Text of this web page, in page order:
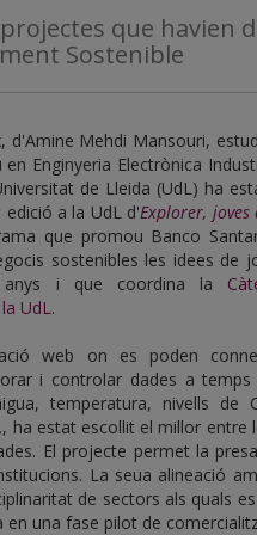
que havien
Sostenible
, d'Amine Mehdi Mansouri,
Enginyeria Electrònica
de Lleida (UdL) ha
edició a la UdL d'Explorer, joves
que promou Banco
sostenibles les idees de
i que coordina la
UdL.
web on es poden
i controlar dades a temps
temperatura, nivells de
ha estat escollit el millor entre
El projecte permet la
La seua alineació
de sectors als quals
en una fase pilot de